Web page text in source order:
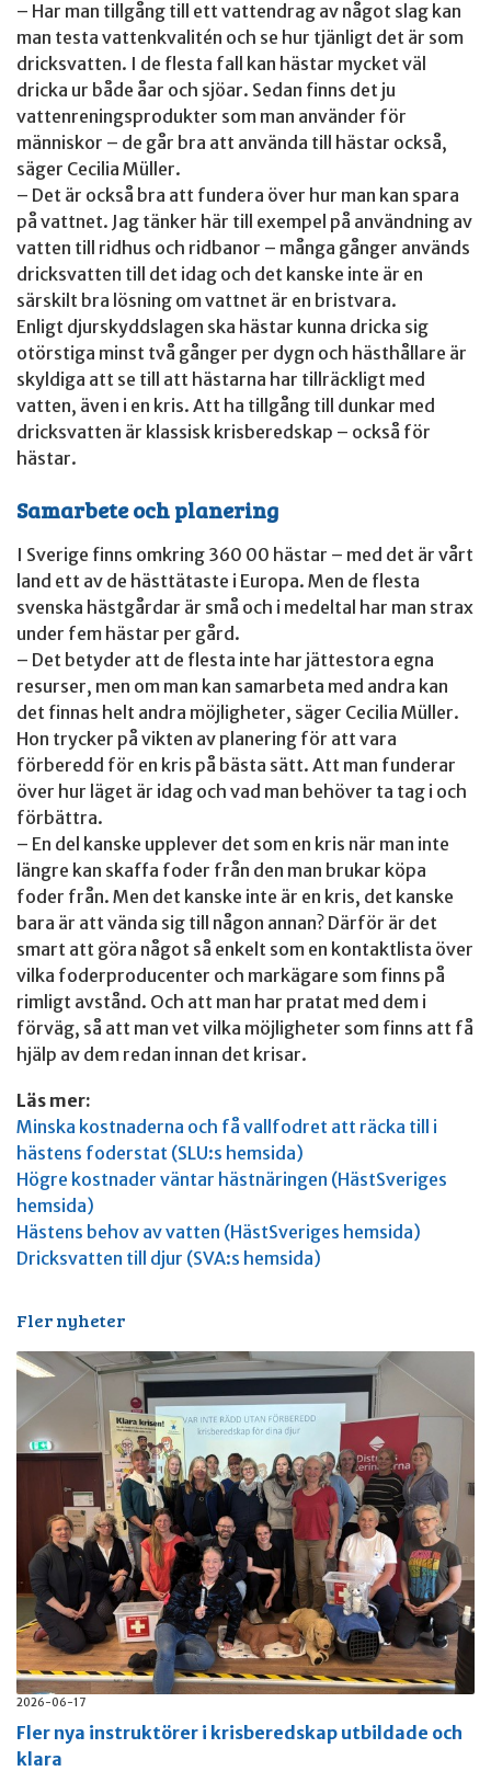
– Har man tillgång till ett vattendrag av något slag kan
man testa vattenkvalitén och se hur tjänligt det är som
dricksvatten. I de flesta fall kan hästar mycket väl
dricka ur både åar och sjöar. Sedan finns det ju
vattenreningsprodukter som man använder för
människor – de går bra att använda till hästar också,
säger Cecilia Müller.
– Det är också bra att fundera över hur man kan spara
på vattnet. Jag tänker här till exempel på användning av
vatten till ridhus och ridbanor – många gånger används
dricksvatten till det idag och det kanske inte är en
särskilt bra lösning om vattnet är en bristvara.
Enligt djurskyddslagen ska hästar kunna dricka sig
otörstiga minst två gånger per dygn och hästhållare är
skyldiga att se till att hästarna har tillräckligt med
vatten, även i en kris. Att ha tillgång till dunkar med
dricksvatten är klassisk krisberedskap – också för
hästar.
Samarbete och planering
I Sverige finns omkring 360 00 hästar – med det är vårt
land ett av de hästtätaste i Europa. Men de flesta
svenska hästgårdar är små och i medeltal har man strax
under fem hästar per gård.
– Det betyder att de flesta inte har jättestora egna
resurser, men om man kan samarbeta med andra kan
det finnas helt andra möjligheter, säger Cecilia Müller.
Hon trycker på vikten av planering för att vara
förberedd för en kris på bästa sätt. Att man funderar
över hur läget är idag och vad man behöver ta tag i och
förbättra.
– En del kanske upplever det som en kris när man inte
längre kan skaffa foder från den man brukar köpa
foder från. Men det kanske inte är en kris, det kanske
bara är att vända sig till någon annan? Därför är det
smart att göra något så enkelt som en kontaktlista över
vilka foderproducenter och markägare som finns på
rimligt avstånd. Och att man har pratat med dem i
förväg, så att man vet vilka möjligheter som finns att få
hjälp av dem redan innan det krisar.
Läs mer:
Minska kostnaderna och få vallfodret att räcka till i
hästens foderstat (SLU:s hemsida)
Högre kostnader väntar hästnäringen (HästSveriges
hemsida)
Hästens behov av vatten (HästSveriges hemsida)
Dricksvatten till djur (SVA:s hemsida)
Fler nyheter
2026-06-17
Fler nya instruktörer i krisberedskap utbildade och
klara